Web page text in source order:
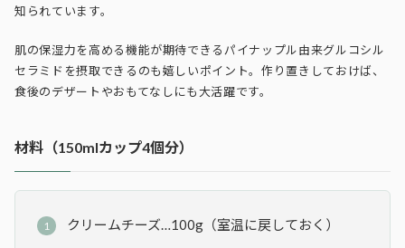
知られています。
肌の保湿力を高める機能が期待できるパイナップル由来グルコシル
セラミドを摂取できるのも嬉しいポイント。作り置きしておけば、
食後のデザートやおもてなしにも大活躍です。
材料（150mlカップ4個分）
クリームチーズ…100g（室温に戻しておく）